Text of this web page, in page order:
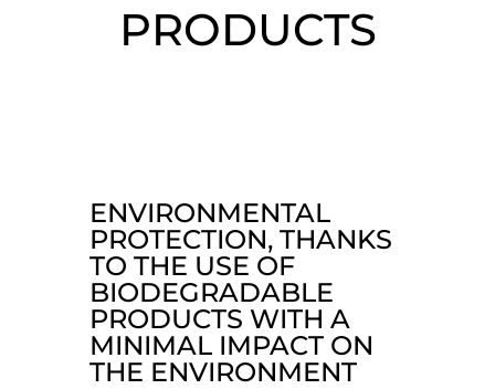
PRODUCTS
ENVIRONMENTAL
PROTECTION, THANKS
TO THE USE OF
BIODEGRADABLE
PRODUCTS WITH A
MINIMAL IMPACT ON
THE ENVIRONMENT